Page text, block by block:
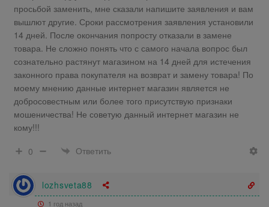
просьбой заменить, мне сказали напишите заявления и вам
вышлют другие. Сроки рассмотрения заявления установили
14 дней. После окончания попросту отказали в замене
товара. Не сложно понять что с самого начала вопрос был
сознательно растянут магазином на 14 дней для истечения
законного права покупателя на возврат и замену товара! По
моему мнению данные интернет магазин является не
добросовестным или более того присутствую признаки
мошеничества! Не советую данный интернет магазин не
кому!!!
0
Ответить
lozhsveta88
1 год назад